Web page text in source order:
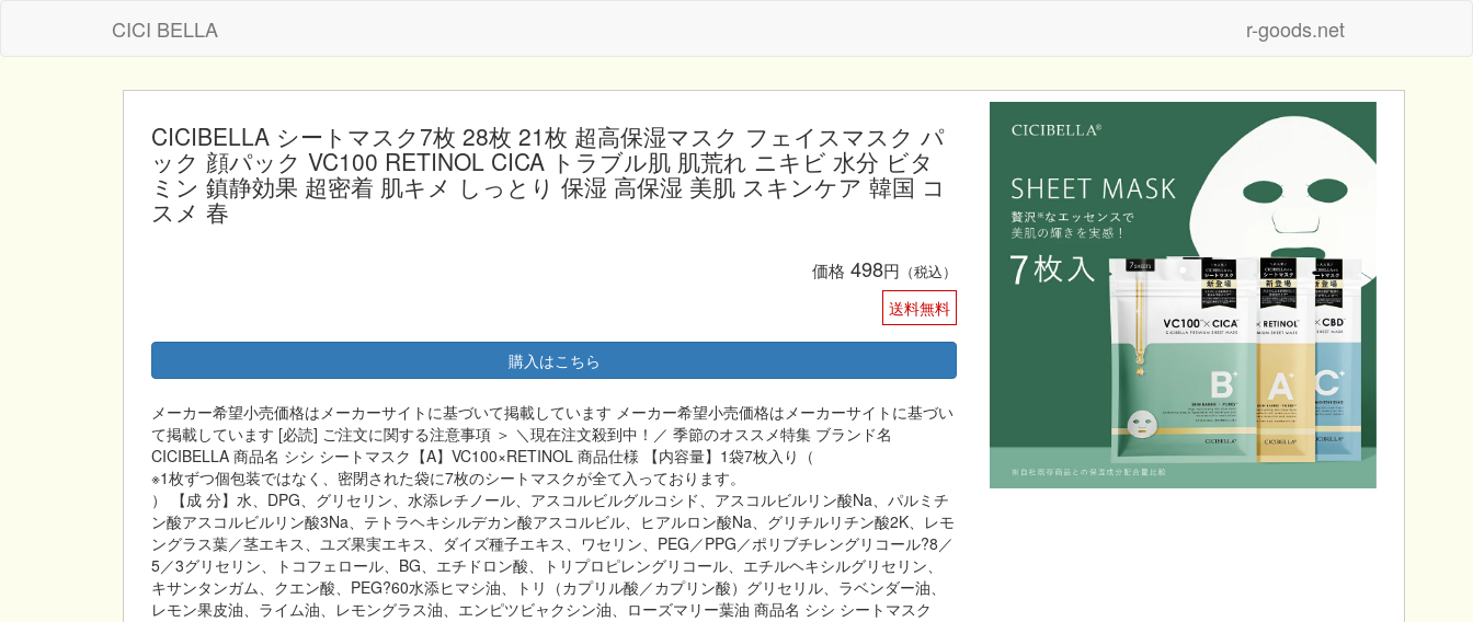
CICI BELLA r-goods.net
CICIBELLA シートマスク7枚 28枚 21枚 超高保湿マスク フェイスマスク パ
ック 顔パック VC100 RETINOL CICA トラブル肌 肌荒れ ニキビ 水分 ビタ
ミン 鎮静効果 超密着 肌キメ しっとり 保湿 高保湿 美肌 スキンケア 韓国 コ
スメ 春
価格 498円 （税込）
送料無料
購入はこちら
メーカー希望小売価格はメーカーサイトに基づいて掲載しています メーカー希望小売価格はメーカーサイトに基づい
て掲載しています [必読] ご注文に関する注意事項 ＞ ＼現在注文殺到中！／ 季節のオススメ特集 ブランド名
CICIBELLA 商品名 シシ シートマスク【A】VC100×RETINOL 商品仕様 【内容量】1袋7枚入り（
※1枚ずつ個包装ではなく、密閉された袋に7枚のシートマスクが全て入っております。
） 【成 分】水、DPG、グリセリン、水添レチノール、アスコルビルグルコシド、アスコルビルリン酸Na、パルミチ
ン酸アスコルビルリン酸3Na、テトラヘキシルデカン酸アスコルビル、ヒアルロン酸Na、グリチルリチン酸2K、レモ
ングラス葉／茎エキス、ユズ果実エキス、ダイズ種子エキス、ワセリン、PEG／PPG／ポリブチレングリコール?8／
5／3グリセリン、トコフェロール、BG、エチドロン酸、トリプロピレングリコール、エチルヘキシルグリセリン、
キサンタンガム、クエン酸、PEG?60水添ヒマシ油、トリ（カプリル酸／カプリン酸）グリセリル、ラベンダー油、
レモン果皮油、ライム油、レモングラス油、エンピツビャクシン油、ローズマリー葉油 商品名 シシ シートマスク